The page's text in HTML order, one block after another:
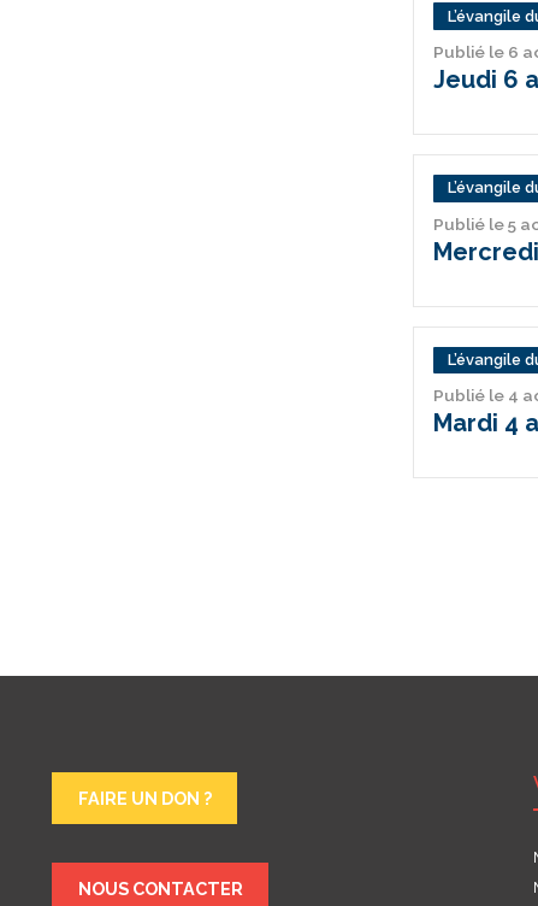
L’évangile
Publié le 6
Jeudi 6
L’évangile
Publié le 5
L’évangile
Publié le 4
Mardi 4
FAIRE UN DON ?
NOUS CONTACTER